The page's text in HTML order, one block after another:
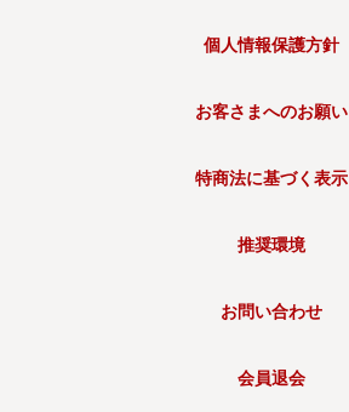
個人情報保護方針
お客さまへのお願い
特商法に基づく表示
推奨環境
お問い合わせ
会員退会